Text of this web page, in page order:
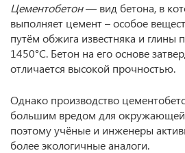
Цементобетон— вид бетона, в
выполняет цемент – особое
путём обжига известняка и глины
1450°С. Бетон на его основе
отличается высокой прочностью.
Однако производство
большим вредом для
поэтому учёные и инженеры
более экологичные аналоги.